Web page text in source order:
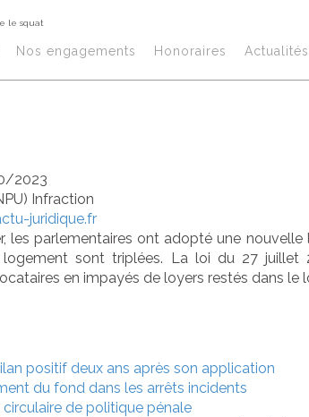
Nos engagements Honoraires​ Actualités
le squat
2023
Infraction
juridique.fr
les parlementaires ont adopté une
sont triplées. La loi du 27
en impayés de loyers restés dans le
positif deux ans après son application
du fond dans les arrêts incidents
de politique pénale